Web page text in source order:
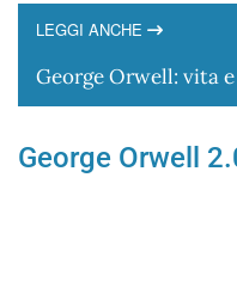
LEGGI ANCHE
George Orwell: vita
George Orwell